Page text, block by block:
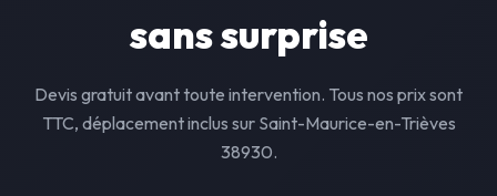
sans surprise
Devis gratuit avant toute intervention. Tous nos prix sont
TTC, déplacement inclus sur Saint-Maurice-en-Trièves
38930.